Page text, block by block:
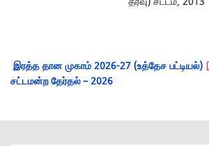
இரத்த தான முகாம் 2026-27 (உத்தேச பட்டியல்)
சட்டமன்ற தேர்தல் – 2026